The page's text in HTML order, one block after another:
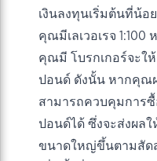
เงินลงทุนเริ่มต้นที่น้อ
คุณมีเลเวอเรจ
คุณมี โบรกเกอร์จะใ
ปอนด์ ดังนั้น หากคุณ
สามารถควบคุมการ
ปอนด์ได้ ซึ่งจะส่งผล
ขนาดใหญ่ขึ้นตามสัด